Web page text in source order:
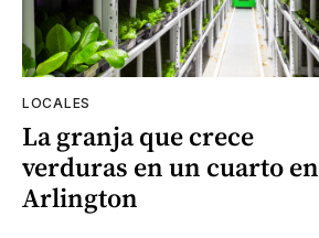
LOCALES
La granja que crece
verduras en un cuarto en
Arlington